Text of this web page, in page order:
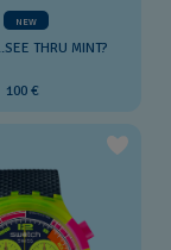
NEW
THRU MINT?
100 €